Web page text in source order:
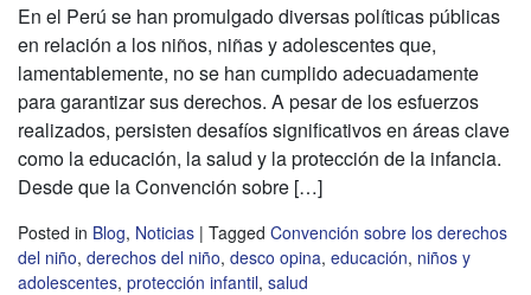
En el Perú se han promulgado diversas políticas públicas
en relación a los niños, niñas y adolescentes que,
lamentablemente, no se han cumplido adecuadamente
para garantizar sus derechos. A pesar de los esfuerzos
realizados, persisten desafíos significativos en áreas clave
como la educación, la salud y la protección de la infancia.
Desde que la Convención sobre […]
Posted in Blog, Noticias | Tagged Convención sobre los derechos
del niño, derechos del niño, desco opina, educación, niños y
adolescentes, protección infantil, salud